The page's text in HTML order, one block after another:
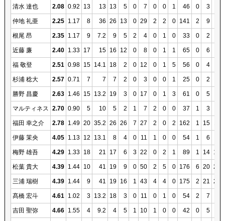
清水 達也 2.08 0.92 13 13 13 5 0 7 0 0 1 46 0 3
仲地 礼亜 2.25 1.17 8 36 26 13 0 29 2 2 0 141 2 9
根尾 昂 2.35 1.17 9 7.2 9 5 2 4 0 1 0 33 0 2
近藤 廉 2.40 1.33 17 15 16 12 0 8 0 1 1 65 0 6
福 敬登 2.51 0.98 15 14.1 18 2 0 12 0 1 5 56 0 4
杉浦 稔大 2.57 0.71 7 7 7 2 0 3 0 0 1 25 0 2
勝野 昌慶 2.63 1.46 15 13.2 19 3 0 17 0 1 3 61 0 5
マルティネス 2.70 0.90 5 10 5 2 1 7 2 0 0 37 1 3
福田 幸之介 2.78 1.49 20 35.2 26 26 7 27 2 0 2 162 1 15
伊藤 茉央 4.05 1.13 12 13.1 8 4 0 11 1 0 0 54 1 6
梅野 雄吾 4.29 1.33 18 21 17 6 3 22 0 2 1 89 1 14 10
松葉 貴大 4.39 1.44 10 41 19 9 0 50 2 5 0 176 6 20 20
三浦 瑞樹 4.39 1.44 9 41 19 16 1 43 4 4 0 175 2 21 20
髙橋 宏斗 4.61 1.02 3 13.2 18 3 0 11 0 1 0 54 2 7
吉田 聖弥 4.66 1.55 4 9.2 4 5 1 10 1 0 0 42 0 5